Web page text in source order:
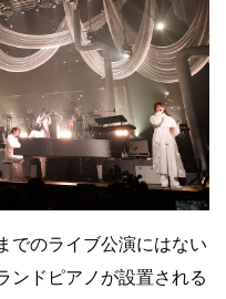
でのライブ公演にはない
ンドピアノが設置される